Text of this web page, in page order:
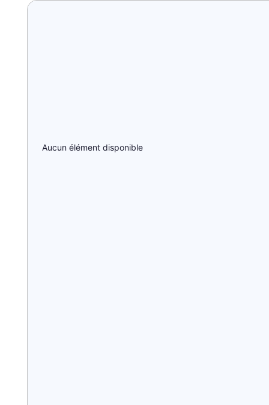
Aucun élément disponible